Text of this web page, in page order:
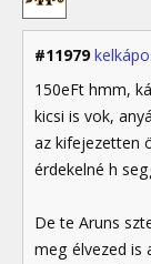
#11979
150eFt hmm,
kicsi is vok,
az kifejezetten
érdekelné h
De te Aruns
meg élvezed is